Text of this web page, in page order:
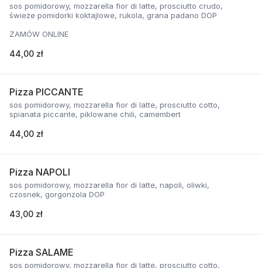
sos pomidorowy, mozzarella fior di latte, prosciutto crudo,
świeże pomidorki koktajlowe, rukola, grana padano DOP
ZAMÓW ONLINE
44,00 zł
Pizza PICCANTE
sos pomidorowy, mozzarella fior di latte, prosciutto cotto,
spianata piccante, piklowane chili, camembert
44,00 zł
Pizza NAPOLI
sos pomidorowy, mozzarella fior di latte, napoli, oliwki,
czosnek, gorgonzola DOP
43,00 zł
Pizza SALAME
sos pomidorowy, mozzarella fior di latte, prosciutto cotto,